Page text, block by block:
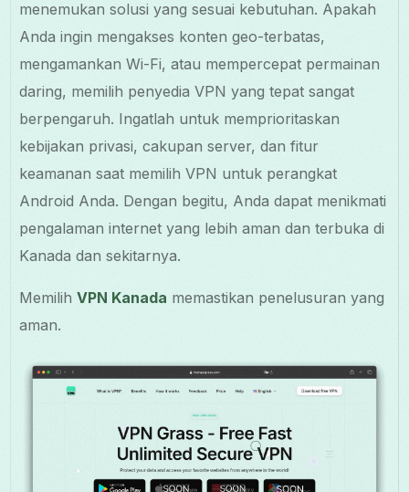
menemukan solusi yang sesuai kebutuhan. Apakah
Anda ingin mengakses konten geo-terbatas,
mengamankan Wi-Fi, atau mempercepat permainan
daring, memilih penyedia VPN yang tepat sangat
berpengaruh. Ingatlah untuk memprioritaskan
kebijakan privasi, cakupan server, dan fitur
keamanan saat memilih VPN untuk perangkat
Android Anda. Dengan begitu, Anda dapat menikmati
pengalaman internet yang lebih aman dan terbuka di
Kanada dan sekitarnya.
MemilihVPN Kanada memastikan penelusuran yang
aman.